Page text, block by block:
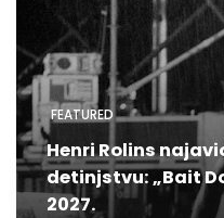
FEATURED
Henri Rolins
detinjstvu: „Bait
2027.